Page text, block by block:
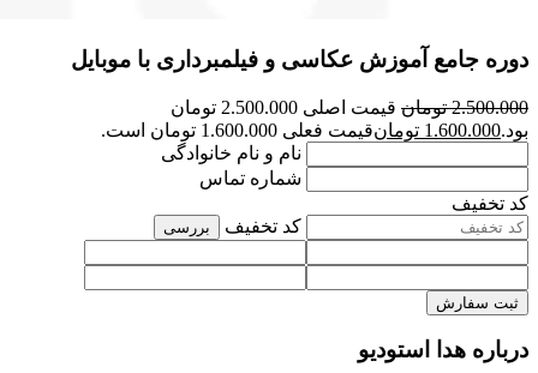
دوره جامع آموزش عکاسی و فیلمبرداری با موبایل
2.500.000 تومان
قیمت اصلی 2.500.000 تومان
بود.1.600.000 تومانقیمت فعلی 1.600.000 تومان است.
نام و نام خانوادگی
شماره تماس
کد تخفیف
کد تخفیف
بررسی
ثبت سفارش
درباره هدا استودیو